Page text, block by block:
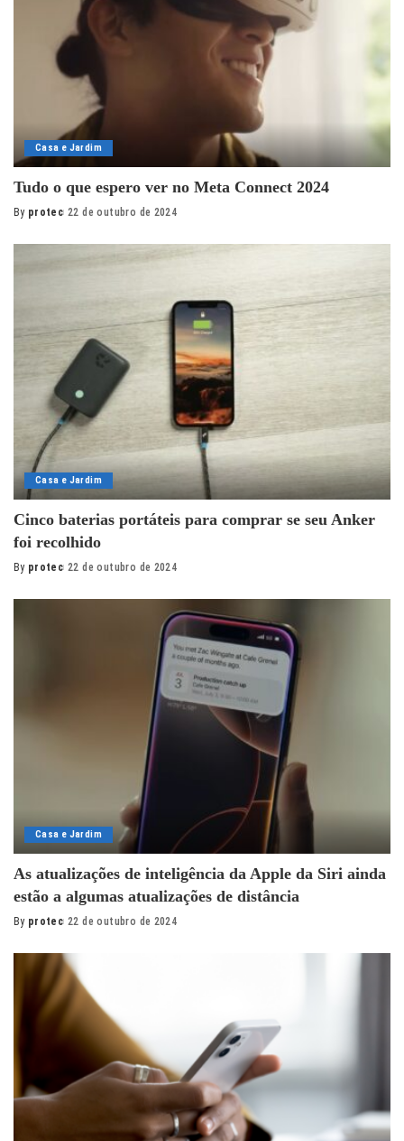
Casa e Jardim
Tudo o que espero ver no Meta Connect 2024
Posted
By protec 22 de outubro de 2024
Casa e Jardim
Cinco baterias portáteis para comprar se seu Anker
foi recolhido
Posted
By protec 22 de outubro de 2024
Casa e Jardim
As atualizações de inteligência da Apple da Siri ainda
estão a algumas atualizações de distância
Posted
By protec 22 de outubro de 2024